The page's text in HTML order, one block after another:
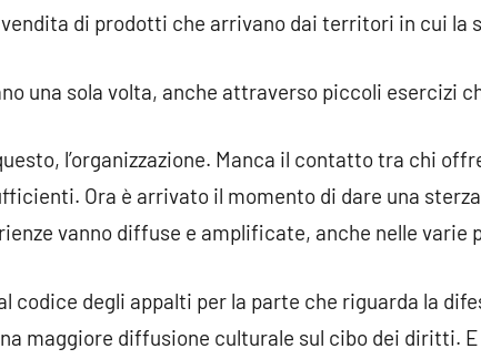
di prodotti che arrivano dai territori in cui la
una sola volta, anche attraverso piccoli esercizi
l’organizzazione. Manca il contatto tra chi
Ora è arrivato il momento di dare una
vanno diffuse e amplificate, anche nelle
codice degli appalti per la parte che riguarda la
maggiore diffusione culturale sul cibo dei diritti.